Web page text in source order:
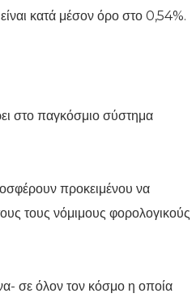
κατά μέσον όρο στο 0,54%.
στο παγκόσμιο σύστημα
προκειμένου να
τους νόμιμους φορολογικούς
σε όλον τον κόσμο η οποία